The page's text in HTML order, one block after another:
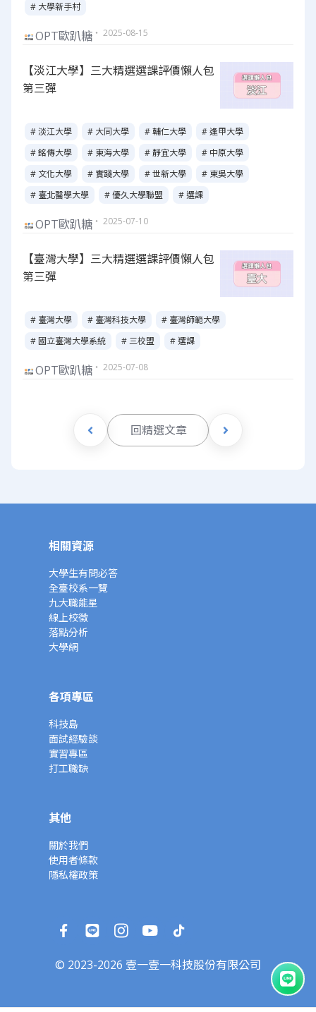
# 大學新手村
OPT歐趴糖 ・ 2025-08-15
【淡江大學】三大精選選課評價懶人包
第三彈
# 淡江大學 # 大同大學 # 輔仁大學
# 逢甲大學
# 銘傳大學
# 東海大學 # 靜宜大學
# 中原大學
# 文化大學
# 實踐大學 # 世新大學
# 東吳大學
# 臺北醫學大學
# 優久大學聯盟 # 選課
OPT歐趴糖 ・ 2025-07-10
【臺灣大學】三大精選選課評價懶人包
第三彈
# 臺灣大學 # 臺灣科技大學
# 臺灣師範大學
# 國立臺灣大學系統
# 三校盟 # 選課
OPT歐趴糖 ・ 2025-07-08
回精選文章
相關資源
大學生有問必答
全臺校系一覽
九大職能星
線上校徵
落點分析
大學網
各項專區
科技島
面試經驗談
實習專區
打工職缺
其他
關於我們
使用者條款
隱私權政策
© 2023-2026 壹一壹一科技股份有限公司